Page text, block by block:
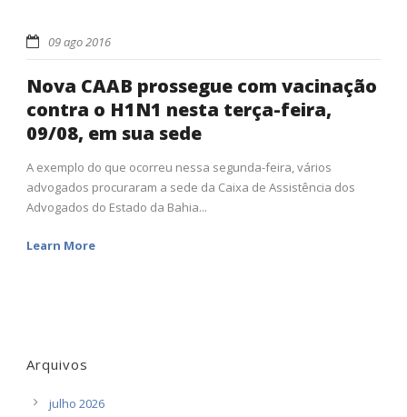
09 ago 2016
Nova CAAB prossegue com vacinação
contra o H1N1 nesta terça-feira,
09/08, em sua sede
A exemplo do que ocorreu nessa segunda-feira, vários
advogados procuraram a sede da Caixa de Assistência dos
Advogados do Estado da Bahia...
Learn More
Arquivos
julho 2026